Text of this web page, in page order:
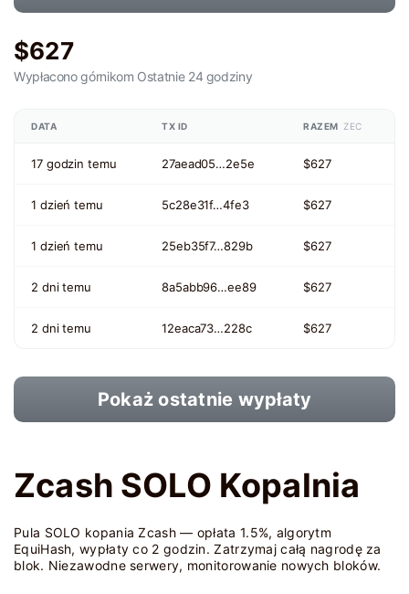
$627
Wypłacono górnikom Ostatnie 24 godziny
DATA TX ID RAZEM ZEC
17 godzin temu 27aead05…2e5e $627
1 dzień temu 5c28e31f…4fe3 $627
1 dzień temu 25eb35f7…829b $627
2 dni temu 8a5abb96…ee89 $627
2 dni temu 12eaca73…228c $627
Pokaż ostatnie wypłaty
Zcash SOLO Kopalnia
Pula SOLO kopania Zcash — opłata 1.5%, algorytm
EquiHash, wypłaty co 2 godzin. Zatrzymaj całą nagrodę za
blok. Niezawodne serwery, monitorowanie nowych bloków.